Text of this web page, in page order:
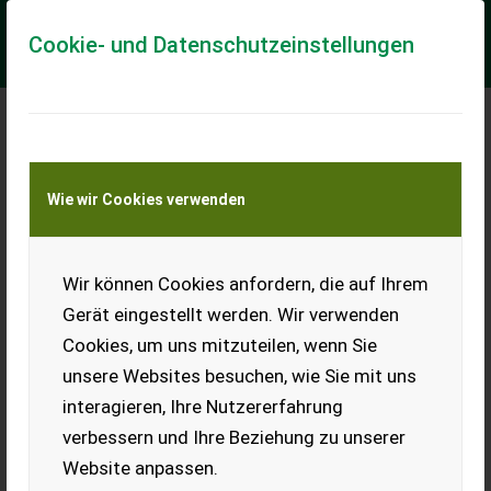
Cookie- und Datenschutzeinstellungen
Wie wir Cookies verwenden
Wir können Cookies anfordern, die auf Ihrem
Gerät eingestellt werden. Wir verwenden
Cookies, um uns mitzuteilen, wenn Sie
unsere Websites besuchen, wie Sie mit uns
interagieren, Ihre Nutzererfahrung
verbessern und Ihre Beziehung zu unserer
Website anpassen.
Meine Transportkostenanfrage
Transport von Land- und Baumaschinen –
KEINE Tiertransporte
Vogel&Noot Leitungen für Drill & Fiona
Privatverkauf 25 STK
EUR 650 MwSt nicht ausweisbar